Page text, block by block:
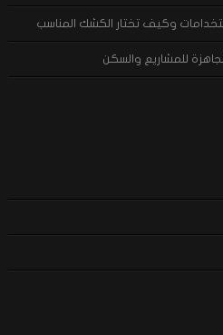
وكيف تختار الكشك المناسب
للمشاريع والسكن